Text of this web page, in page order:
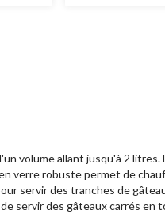
volume allant jusqu'à 2 litres.
verre robuste permet de
servir des tranches de
servir des gâteaux carrés en